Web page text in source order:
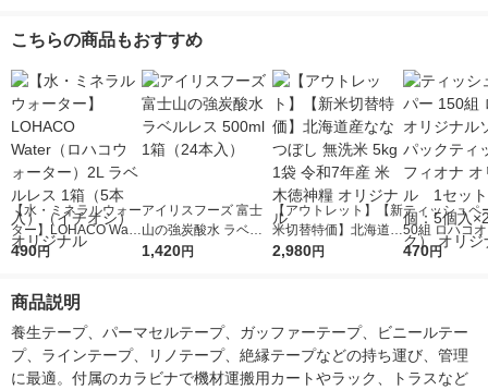
こちらの商品もおすすめ
【水・ミネラルウォー
ター】LOHACO Wate
r（ロハコウォータ
シ） オリジナル
490円
アイリスフーズ 富士
山の強炭酸水 ラベル
レス 500ml 1箱（24
1,420円
【アウトレット】【新
米切替特価】北海道産
ななつぼし 無洗米 5k
2,980円
ティッシュペ
50組 ロハコ
ルソフトパッ
オリジナル
470円
商品説明
養生テープ、パーマセルテープ、ガッファーテープ、ビニールテー
プ、ラインテープ、リノテープ、絶縁テープなどの持ち運び、管理
に最適。付属のカラビナで機材運搬用カートやラック、トラスなど